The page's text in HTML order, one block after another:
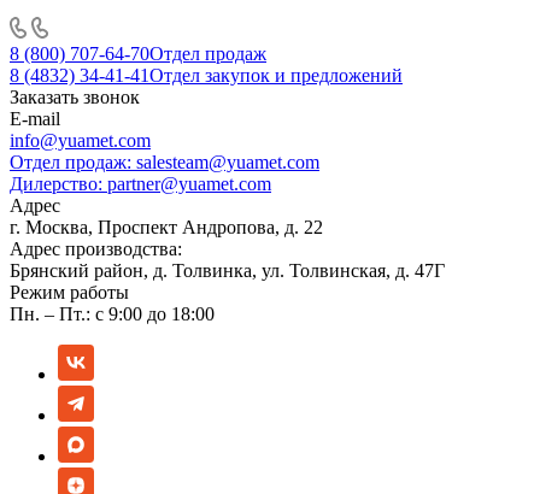
8 (800) 707-64-70Отдел продаж
8 (4832) 34-41-41Отдел закупок и предложений
Заказать звонок
E-mail
info@yuamet.com
Отдел продаж: salesteam@yuamet.com
Дилерство: partner@yuamet.com
Адрес
г. Москва, Проспект Андропова, д. 22
Адрес производства:
Брянский район, д. Толвинка, ул. Толвинская, д. 47Г
Режим работы
Пн. – Пт.: с 9:00 до 18:00